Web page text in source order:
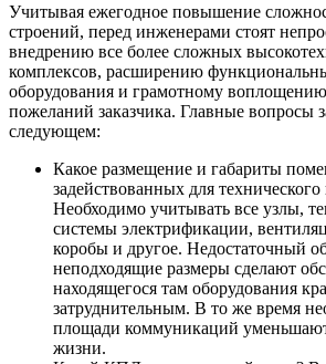
Учитывая ежегодное повышение
строений, перед инженерами стоят
внедрению все более сложных
комплексов, расширению
оборудования и грамотному воплощению
пожеланий заказчика. Главные вопросы
следующем:
Какое размещение и габариты
задействованных для
Необходимо учитывать все узлы,
системы электрификации,
коробы и другое. Недостаточный
неподходящие размеры сделают
находящегося там оборудования
затруднительным. В то же время
площади коммуникаций
жизни.